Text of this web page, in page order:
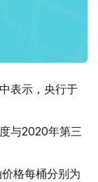
表示，央行于
与2020年第三
格每桶分别为